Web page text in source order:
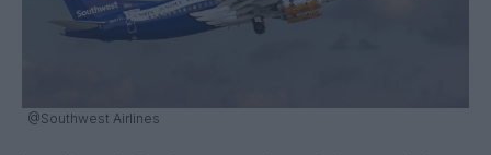
@Southwest Airlines